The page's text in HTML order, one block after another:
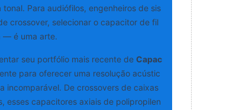
Para audiófilos, engenheiros de sis
crossover, selecionar o capacitor de fil
— é uma arte.
seu portfólio mais recente de Capac
para oferecer uma resolução acústic
incomparável. De crossovers de caixas
esses capacitores axiais de polipropilen